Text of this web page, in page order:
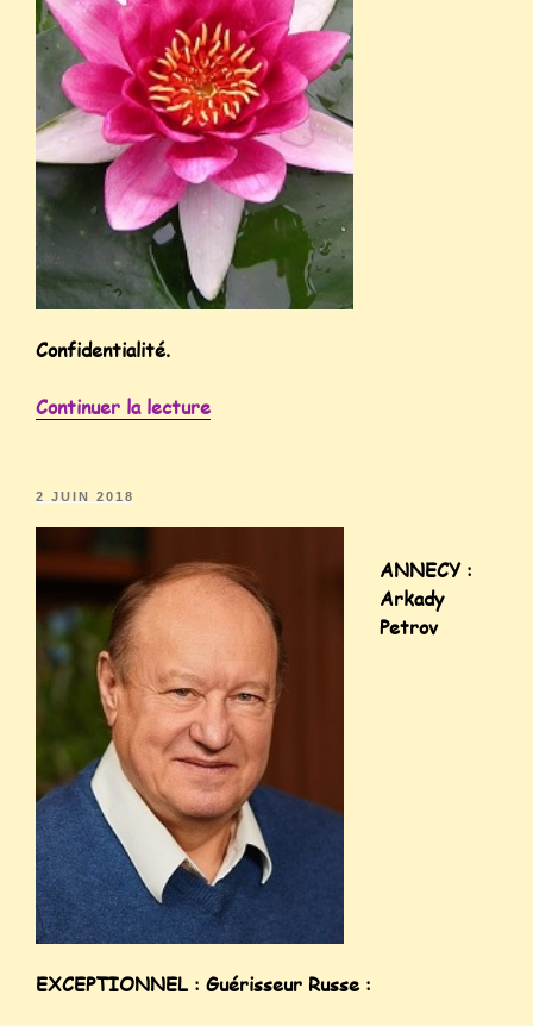
Confidentialité.
Continuer la lecture
2 JUIN 2018
ANNECY :
Arkady
Petrov
EXCEPTIONNEL : Guérisseur Russe :